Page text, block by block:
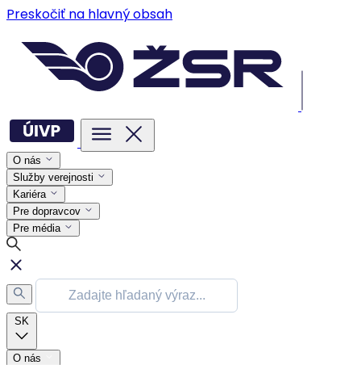
Preskočiť na hlavný obsah
O nás
Služby verejnosti
Kariéra
Pre dopravcov
Pre média
SK
O nás